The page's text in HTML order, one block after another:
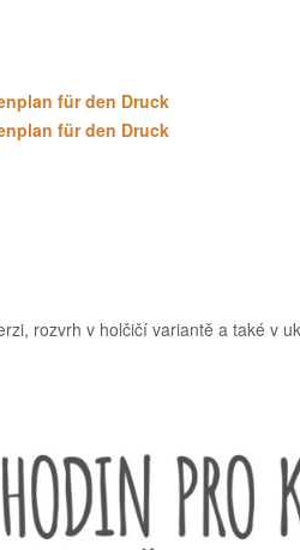
für den Druck
für den Druck
rozvrh v holčičí variantě a také v